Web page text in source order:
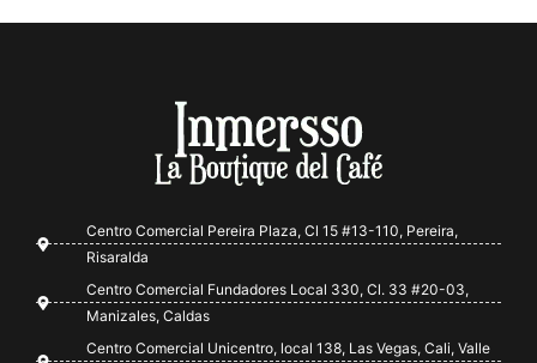
Centro Comercial Pereira Plaza, Cl 15 #13-110, Pereira,
Risaralda
Centro Comercial Fundadores Local 330, Cl. 33 #20-03,
Manizales, Caldas
Centro Comercial Unicentro, local 138, Las Vegas, Cali, Valle